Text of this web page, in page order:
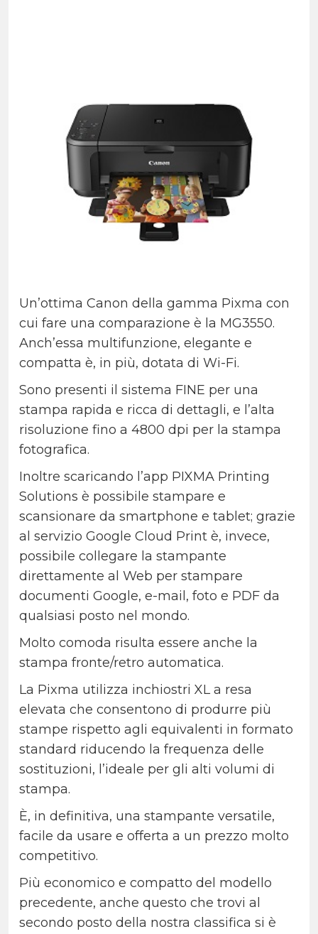
Un’ottima Canon della gamma Pixma con
cui fare una comparazione è la MG3550.
Anch’essa multifunzione, elegante e
compatta è, in più, dotata di Wi-Fi.
Sono presenti il sistema FINE per una
stampa rapida e ricca di dettagli, e l’alta
risoluzione fino a 4800 dpi per la stampa
fotografica.
Inoltre scaricando l’app PIXMA Printing
Solutions è possibile stampare e
scansionare da smartphone e tablet; grazie
al servizio Google Cloud Print è, invece,
possibile collegare la stampante
direttamente al Web per stampare
documenti Google, e-mail, foto e PDF da
qualsiasi posto nel mondo.
Molto comoda risulta essere anche la
stampa fronte/retro automatica.
La Pixma utilizza inchiostri XL a resa
elevata che consentono di produrre più
stampe rispetto agli equivalenti in formato
standard riducendo la frequenza delle
sostituzioni, l’ideale per gli alti volumi di
stampa.
È, in definitiva, una stampante versatile,
facile da usare e offerta a un prezzo molto
competitivo.
Più economico e compatto del modello
precedente, anche questo che trovi al
secondo posto della nostra classifica si è